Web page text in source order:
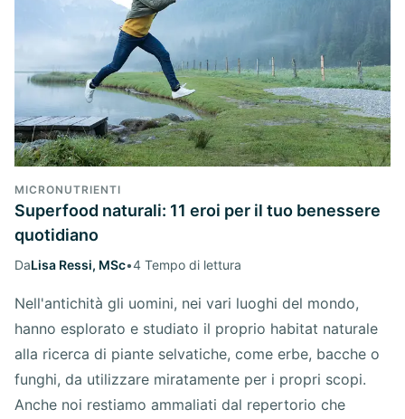
MICRONUTRIENTI
Superfood naturali: 11 eroi per il tuo benessere
quotidiano
DaLisa Ressi, MSc•4 Tempo di lettura
Nell'antichità gli uomini, nei vari luoghi del mondo,
hanno esplorato e studiato il proprio habitat naturale
alla ricerca di piante selvatiche, come erbe, bacche o
funghi, da utilizzare miratamente per i propri scopi.
Anche noi restiamo ammaliati dal repertorio che